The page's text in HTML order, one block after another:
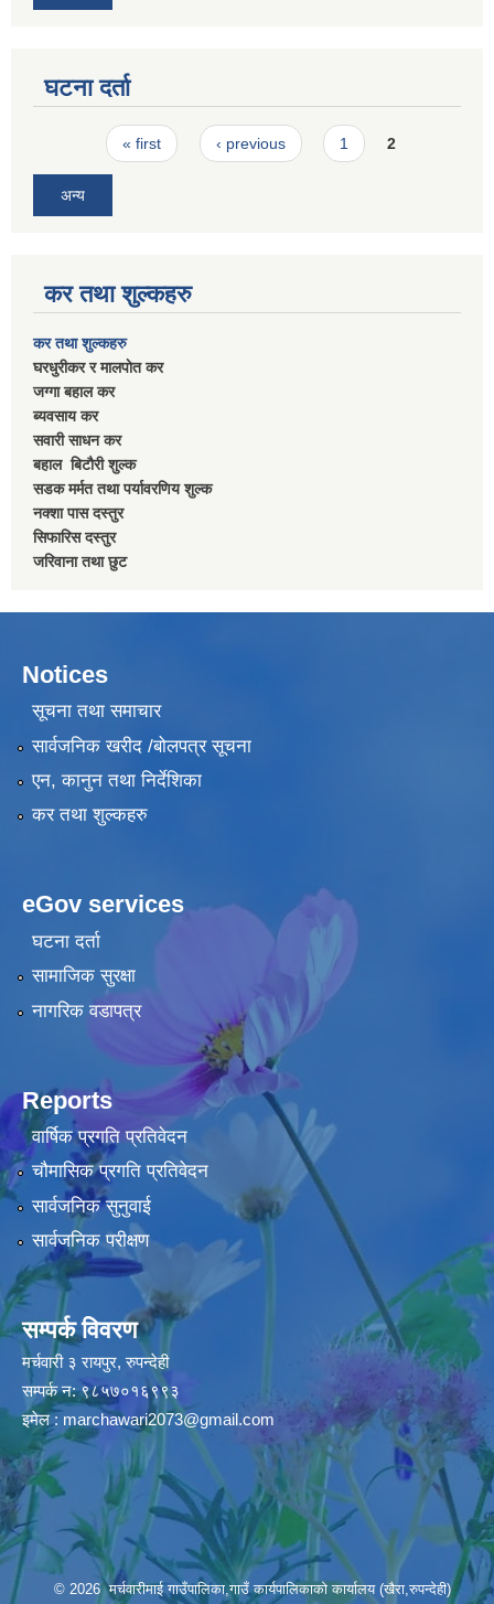
घटना दर्ता
Pages« first ‹ previous 1 2
अन्य
कर तथा शुल्कहरु
कर तथा शुल्कहरु
घरधुरीकर र मालपाेत कर
जग्गा बहाल कर
ब्यवसाय कर
सवारी साधन कर
बहाल बिटाैरी शुल्क
सडक मर्मत तथा पर्यावरणिय शुल्क
नक्शा पास दस्तुर
सिफारिस दस्तुर
जरिवाना तथा छुट
Notices
सूचना तथा समाचार
सार्वजनिक खरीद /बोलपत्र सूचना
एन, कानुन तथा निर्देशिका
कर तथा शुल्कहरु
eGov services
घटना दर्ता
सामाजिक सुरक्षा
नागरिक वडापत्र
Reports
वार्षिक प्रगति प्रतिवेदन
चौमासिक प्रगति प्रतिवेदन
सार्वजनिक सुनुवाई
सार्वजनिक परीक्षण
सम्पर्क विवरण
मर्चवारी ३ रायपुर, रुपन्देही
सम्पर्क न: ९८५७०१६९९३
इमेल : marchawari2073@gmail.com
© 2026 मर्चवारीमाई गाउँपालिका,गाउँ कार्यपालिकाको कार्यालय (खैरा,रुपन्देही)